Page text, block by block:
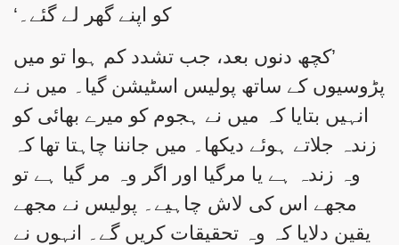
کو اپنے گھر لے گئے۔‘
’کچھ دنوں بعد، جب تشدد کم ہوا تو میں
پڑوسیوں کے ساتھ پولیس اسٹیشن گیا۔ میں نے
انہیں بتایا کہ میں نے ہجوم کو میرے بھائی کو
زندہ جلاتے ہوئے دیکھا۔ میں جاننا چاہتا تھا کہ
وہ زندہ ہے یا مرگیا اور اگر وہ مر گیا ہے تو
مجھے اس کی لاش چاہیے۔ پولیس نے مجھے
یقین دلایا کہ وہ تحقیقات کریں گے۔ انہوں نے